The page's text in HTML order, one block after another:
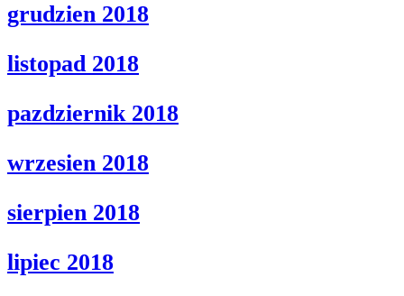
grudzien 2018
listopad 2018
pazdziernik 2018
wrzesien 2018
sierpien 2018
lipiec 2018